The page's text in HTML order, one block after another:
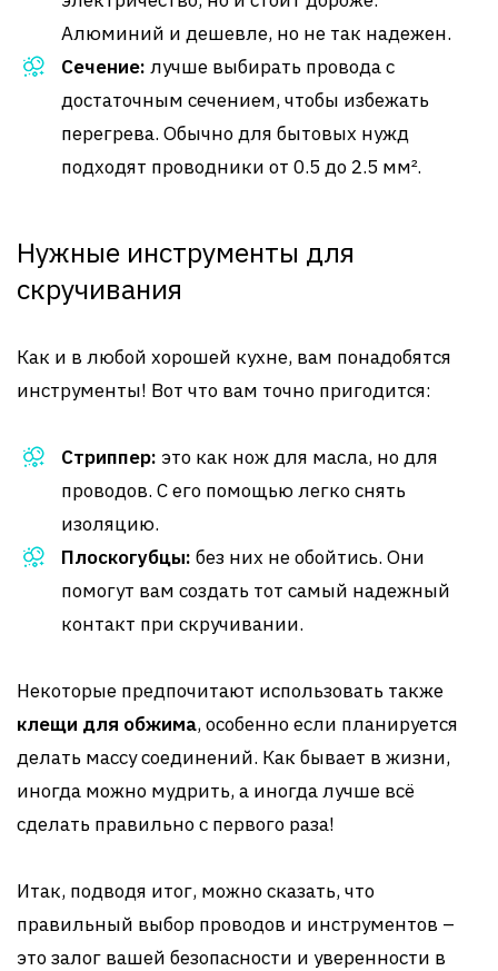
Алюминий и дешевле, но не так надежен.
Сечение: лучше выбирать провода с
достаточным сечением, чтобы избежать
перегрева. Обычно для бытовых нужд
подходят проводники от 0.5 до 2.5 мм².
Нужные инструменты для
скручивания
Как и в любой хорошей кухне, вам понадобятся
инструменты! Вот что вам точно пригодится:
Стриппер: это как нож для масла, но для
проводов. С его помощью легко снять
изоляцию.
Плоскогубцы: без них не обойтись. Они
помогут вам создать тот самый надежный
контакт при скручивании.
Некоторые предпочитают использовать также
клещи для обжима, особенно если планируется
делать массу соединений. Как бывает в жизни,
иногда можно мудрить, а иногда лучше всё
сделать правильно с первого раза!
Итак, подводя итог, можно сказать, что
правильный выбор проводов и инструментов –
это залог вашей безопасности и уверенности в